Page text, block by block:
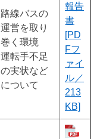
路線バスの
運営を取り
巻く環境
運転手不足
の実状など
について
報告
書
[PD
Fフ
ァイ
ル／
213
KB]